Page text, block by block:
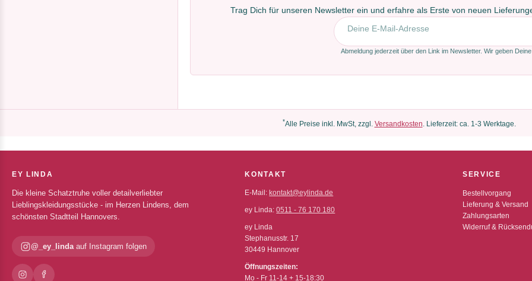
Trag Dich für unseren Newsletter ein und erfahre als Erste von neuen
E-Mail-Adresse
Abmeldung jederzeit über den Link im Newsletter. Wir geben
*Alle Preise inkl. MwSt, zzgl. Versandkosten. Lieferzeit: ca. 1-3 Werktage.
EY LINDA
Die kleine Schatztruhe voller detailverliebter
Lieblingskleidungsstücke - im Herzen Lindens, dem
schönsten Stadtteil Hannovers.
@_ey_lindaauf Instagram folgen
KONTAKT
E-Mail: kontakt@eylinda.de
ey Linda:0511 - 76 170 180
ey Linda
Stephanusstr. 17
30449 Hannover
Öffnungszeiten:
Mo - Fr 11-14 + 15-18:30
SERVICE
Bestellvorgang
Lieferung & Versand
Zahlungsarten
Widerruf &